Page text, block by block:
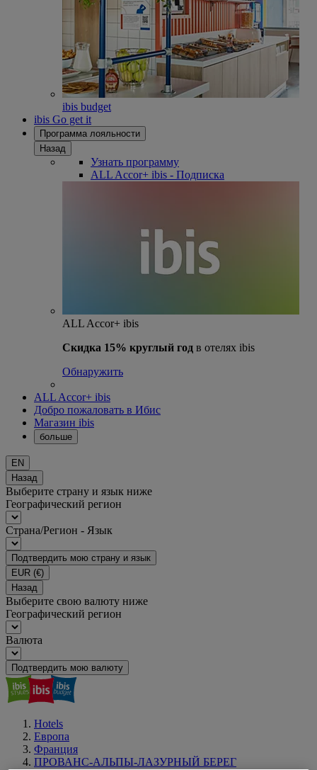
ibis budget
ibis Go get it
Программа лояльности
Назад
Узнать программу
ALL Accor+ ibis - Подписка
ALL Accor+ ibis
Скидка 15% круглый год в отелях ibis
Обнаружить
ALL Accor+ ibis
Добро пожаловать в Ибис
Магазин ibis
больше
EN
Назад
Выберите страну и язык ниже
Географический регион
Страна/Регион - Язык
Подтвердить мою страну и язык
EUR (€)
Назад
Выберите свою валюту ниже
Географический регион
Валюта
Подтвердить мою валюту
Hotels
Европа
Франция
ПРОВАНС-АЛЬПЫ-ЛАЗУРНЫЙ БЕРЕГ